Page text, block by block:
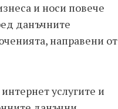
и носи повече
данъчните
направени от
услугите и